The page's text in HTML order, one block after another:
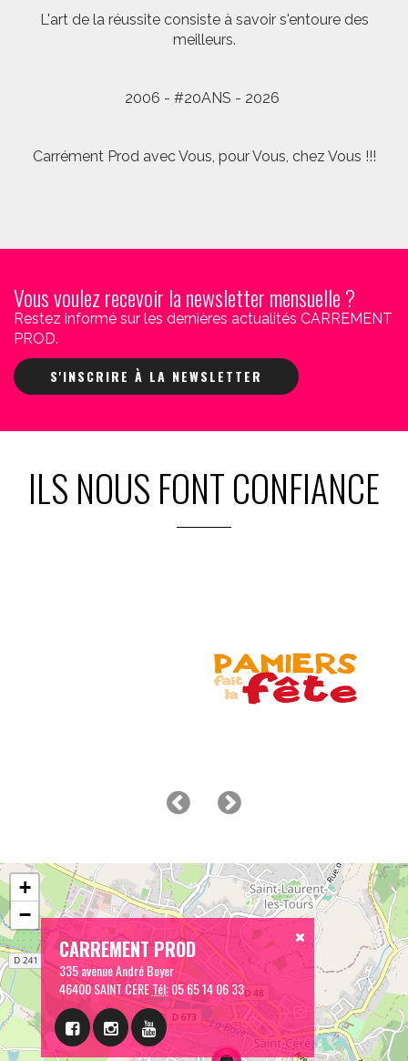
L'art de la réussite consiste à savoir s'entoure des
meilleurs.
2006 - #20ANS - 2026
Carrément Prod avec Vous, pour Vous, chez Vous !!!
Vous voulez recevoir la newsletter mensuelle ?
Restez informé sur les dernières actualités CARREMENT
PROD.
S'INSCRIRE À LA NEWSLETTER
ILS NOUS FONT CONFIANCE
CARREMENT PROD
335 avenue André Boyer
46400 SAINT CERETél:05 65 14 06 33
+
−